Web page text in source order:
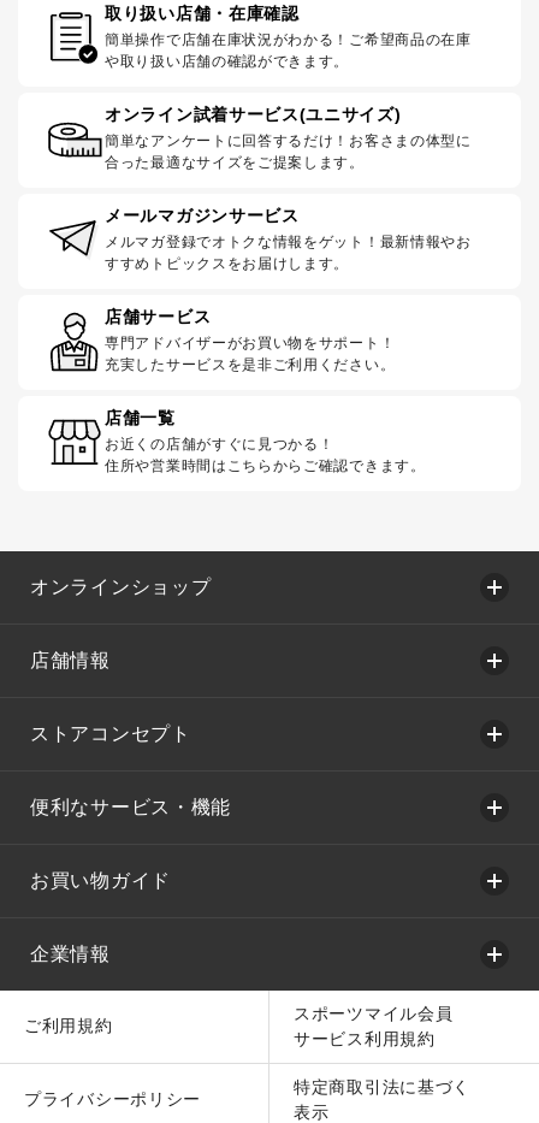
取り扱い店舗・在庫確認
簡単操作で店舗在庫状況がわかる！ご希望商品の在庫
や取り扱い店舗の確認ができます。
オンライン試着サービス(ユニサイズ)
簡単なアンケートに回答するだけ！お客さまの体型に
合った最適なサイズをご提案します。
メールマガジンサービス
メルマガ登録でオトクな情報をゲット！最新情報やお
すすめトピックスをお届けします。
店舗サービス
専門アドバイザーがお買い物をサポート！
充実したサービスを是非ご利用ください。
店舗一覧
お近くの店舗がすぐに見つかる！
住所や営業時間はこちらからご確認できます。
オンラインショップ
店舗情報
ストアコンセプト
便利なサービス・機能
お買い物ガイド
企業情報
ご利用規約
スポーツマイル会員
サービス利用規約
プライバシーポリシー
特定商取引法に基づく
表示